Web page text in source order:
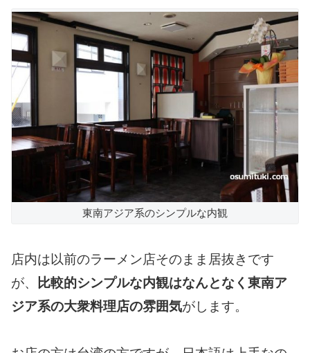
東南アジア系のシンプルな内観
店内は以前のラーメン店そのまま居抜きです
が、
比較的シンプルな内観はなんとなく東南ア
ジア系の大衆料理店の雰囲気がします。